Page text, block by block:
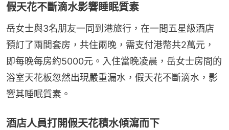
假天花不斷滴水影響睡眠質素
岳女士與3名朋友一同到港旅行，在一間五星級酒店
預訂了兩間套房，共住兩晚，需支付港幣共2萬元，
即每晚每房約5000元。入住當晚凌晨，岳女士房間的
浴室天花板忽然出現嚴重漏水，假天花不斷滴水，影
響其睡眠質素。
酒店人員打開假天花積水傾瀉而下